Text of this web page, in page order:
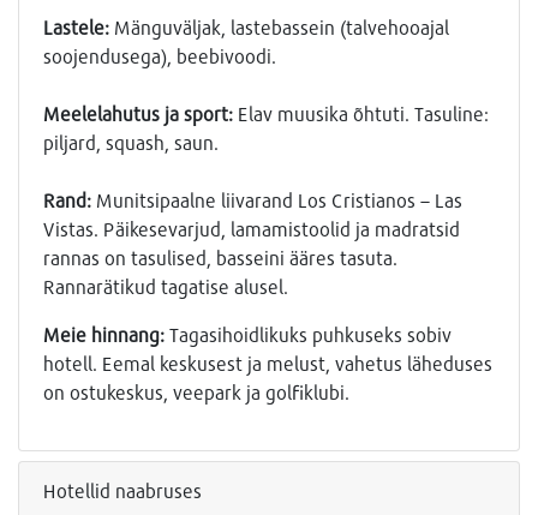
Lastele: Mänguväljak, lastebassein (talvehooajal
soojendusega), beebivoodi.
Meelelahutus ja sport: Elav muusika õhtuti. Tasuline:
piljard, squash, saun.
Rand: Munitsipaalne liivarand Los Cristianos – Las
Vistas. Päikesevarjud, lamamistoolid ja madratsid
rannas on tasulised, basseini ääres tasuta.
Rannarätikud tagatise alusel.
Meie hinnang: Tagasihoidlikuks puhkuseks sobiv
hotell. Eemal keskusest ja melust, vahetus läheduses
on ostukeskus, veepark ja golfiklubi.
Hotellid naabruses